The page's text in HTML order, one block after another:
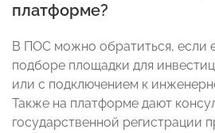
платформе?
В ПОС можно обратиться, если
подборе площадки для
или с подключением к
Также на платформе дают
государственной регистрации